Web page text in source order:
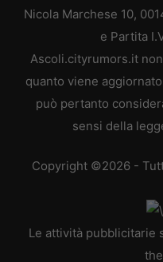
Nicola Marchese 10,
e Partita
Ascoli.cityrumors.it
quanto viene
può pertanto
sensi della
Copyright ©2026 -
Le attività pubblicitarie